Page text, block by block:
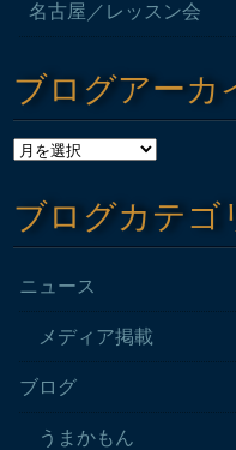
名古屋／レッスン会
ブログアーカ
ブログカテゴ
ニュース
メディア掲載
ブログ
うまかもん